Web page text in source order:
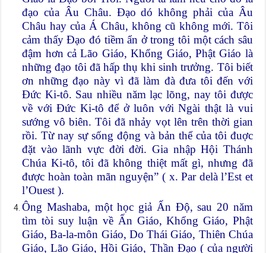
đạo của Âu Châu. Đạo dó không phải của Âu
Châu hay của Á Châu, không cũ không mới. Tôi
cảm thấy Đạo đó tiềm ẩn ở trong tôi một cách sâu
đậm hơn cả Lão Giáo, Khổng Giáo, Phật Giáo là
những đạo tôi đã hấp thụ khi sinh trưởng. Tôi biết
ơn những đạo này vì đã làm đà đưa tôi đến với
Đức Ki-tô. Sau nhiều năm lạc lõng, nay tôi được
về với Đức Ki-tô để ở luôn với Ngài thật là vui
sướng vô biên. Tôi đã nhảy vọt lên trên thời gian
rồi. Từ nay sự sống động và bản thể của tôi đuợc
đặt vào lãnh vực đời đời. Gia nhập Hội Thánh
Chúa Ki-tô, tôi đã không thiệt mất gì, nhưng đã
được hoàn toàn mãn nguyện” ( x. Par delà l’Est et
l’Ouest ).
Ông Mashaba, một học giả Ấn Độ, sau 20 năm
tìm tòi suy luận về Ấn Giáo, Khổng Giáo, Phật
Giáo, Ba-la-môn Giáo, Do Thái Giáo, Thiên Chúa
Giáo, Lão Giáo, Hồi Giáo, Thần Đạo ( của người